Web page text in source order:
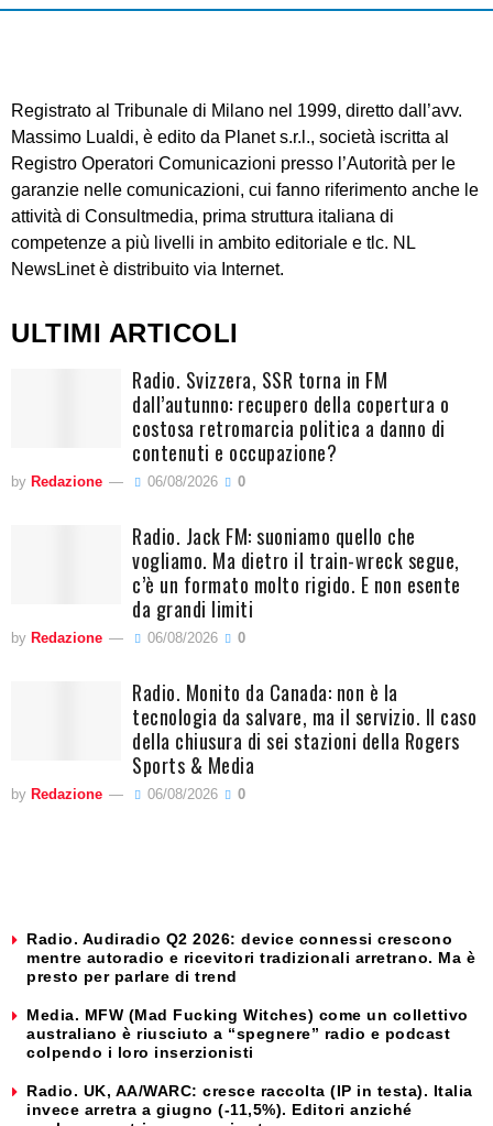
Registrato al Tribunale di Milano nel 1999, diretto dall’avv.
Massimo Lualdi, è edito da Planet s.r.l., società iscritta al
Registro Operatori Comunicazioni presso l’Autorità per le
garanzie nelle comunicazioni, cui fanno riferimento anche le
attività di Consultmedia, prima struttura italiana di
competenze a più livelli in ambito editoriale e tlc. NL
NewsLinet è distribuito via Internet.
ULTIMI ARTICOLI
Radio. Svizzera, SSR torna in FM
dall’autunno: recupero della copertura o
costosa retromarcia politica a danno di
contenuti e occupazione?
by Redazione 06/08/2026 0
Radio. Jack FM: suoniamo quello che
vogliamo. Ma dietro il train-wreck segue,
c’è un formato molto rigido. E non esente
da grandi limiti
by Redazione 06/08/2026 0
Radio. Monito da Canada: non è la
tecnologia da salvare, ma il servizio. Il caso
della chiusura di sei stazioni della Rogers
Sports & Media
by Redazione 06/08/2026 0
Radio. Audiradio Q2 2026: device connessi crescono
mentre autoradio e ricevitori tradizionali arretrano. Ma è
presto per parlare di trend
Media. MFW (Mad Fucking Witches) come un collettivo
australiano è riusciuto a “spegnere” radio e podcast
colpendo i loro inserzionisti
Radio. UK, AA/WARC: cresce raccolta (IP in testa). Italia
invece arretra a giugno (-11,5%). Editori anziché